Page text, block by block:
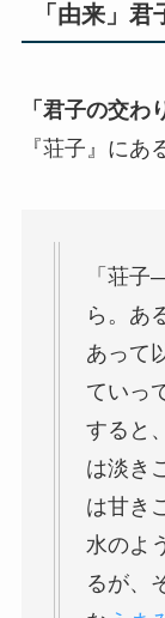
「由来」
「君子の交わ
『荘子』にあ
「荘子
ら。あ
あって
ていっ
すると
は淡き
は甘き
水のよ
るが、